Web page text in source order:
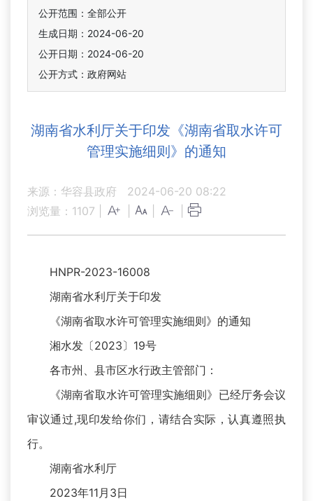
公开范围：全部公开
生成日期：2024-06-20
公开日期：2024-06-20
公开方式：政府网站
湖南省水利厅关于印发《湖南省取水许可
管理实施细则》的通知
来源：华容县政府
2024-06-20 08:22
浏览量： 1107
HNPR-2023-16008
湖南省水利厅关于印发
《湖南省取水许可管理实施细则》的通知
湘水发〔2023〕19号
各市州、县市区水行政主管部门：
《湖南省取水许可管理实施细则》已经厅务会议
审议通过,现印发给你们，请结合实际，认真遵照执
行。
湖南省水利厅
2023年11月3日